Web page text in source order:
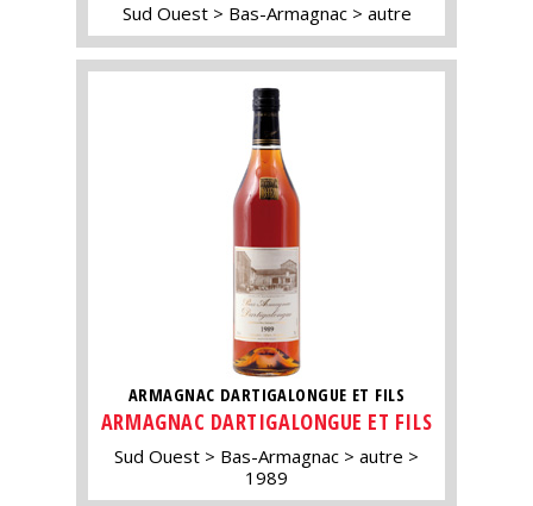
Sud Ouest Bas-Armagnac autre
ARMAGNAC DARTIGALONGUE ET FILS
ARMAGNAC DARTIGALONGUE ET FILS
Sud Ouest Bas-Armagnac
autre
1989